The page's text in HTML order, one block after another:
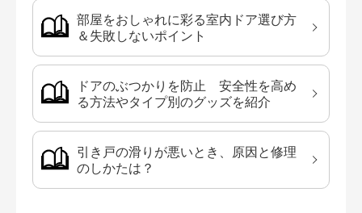
部屋をおしゃれに彩る室内ドア選び方
＆失敗しないポイント
ドアのぶつかりを防止 安全性を高め
る方法やタイプ別のグッズを紹介
引き戸の滑りが悪いとき、原因と修理
のしかたは？